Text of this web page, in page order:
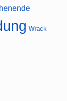
Wrack